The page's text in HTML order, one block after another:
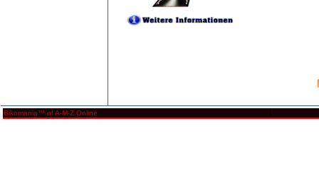
Bikomania™ of A-M-Z.Online